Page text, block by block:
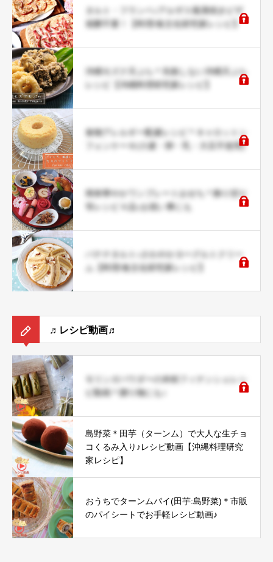
タルト・フランベ♪アルザス風薄焼きピザ
発酵不要！【料理/食文化研究家レシピ】
沖縄モズク天ぷら＊失敗しない沖縄天ぷら
レシピ【沖縄料理研究家レシピ】
食物アレルギー配慮レシピ＊キャロットシ
フォンケーキ(小麦・卵・乳・大豆不使用)
簡単華やかワンプレートおせち＊飾り切り
等レシピ４品♪お祝い事にも
バナナタルト♪さわやかヨーグルトクリー
ム【料理/食文化研究家レシピ】
♬レシピ動画♬
モリンガパウダーの米粉フィナンシェレシ
ピ動画＊贈り物にも♪
島野菜＊田芋（ターンム）で大人な生チョ
コくるみ入り♪レシピ動画【沖縄料理研究
家レシピ】
おうちでターンムパイ(田芋:島野菜)＊市販
のパイシートでお手軽レシピ動画♪